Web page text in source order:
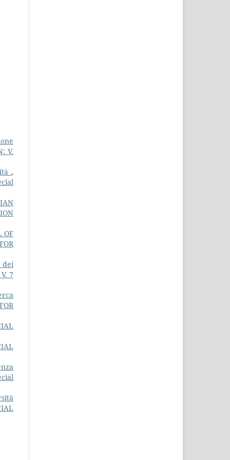
V.
,
OF
dei
7